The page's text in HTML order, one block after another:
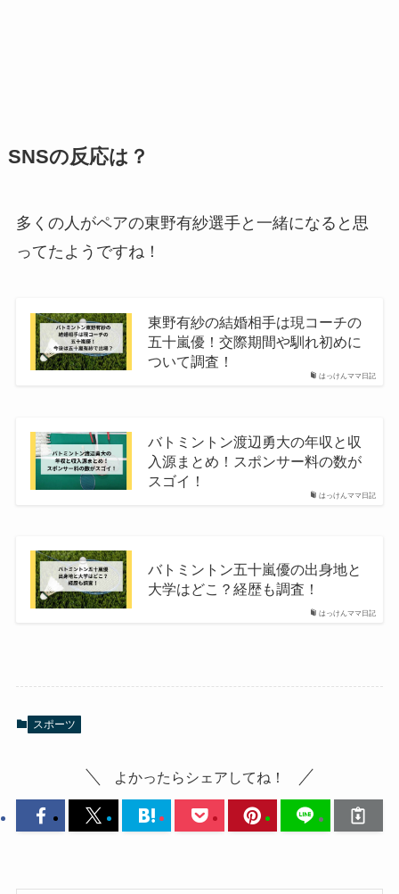
SNSの反応は？
多くの人がペアの東野有紗選手と一緒になると思
ってたようですね！
はっけんママ日記
東野有紗の結婚相手は現コーチの
五十嵐優！交際期間や馴れ初めに
ついて調査！
はっけんママ日記
バトミントン渡辺勇大の年収と収
入源まとめ！スポンサー料の数が
スゴイ！
はっけんママ日記
バトミントン五十嵐優の出身地と
大学はどこ？経歴も調査！
スポーツ
よかったらシェアしてね！